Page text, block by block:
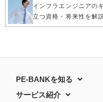
インフラエンジニアの
立つ資格・将来性を解
PE-BANKを知る
サービス紹介